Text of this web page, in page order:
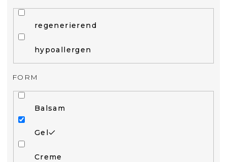
regenerierend
hypoallergen
FORM
Balsam
Gel
Creme